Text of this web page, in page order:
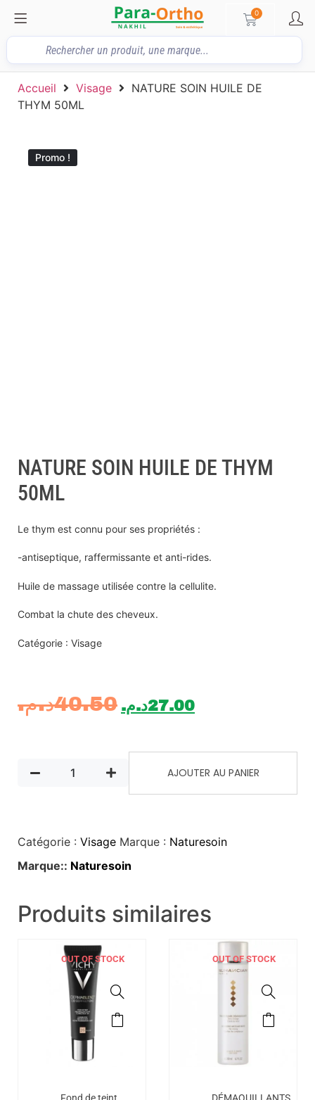
0
Accueil Visage
NATURE SOIN HUILE DE
THYM 50ML
Promo !
NATURE SOIN HUILE DE THYM
50ML
Le thym est connu pour ses propriétés :
-antiseptique, raffermissante et anti-rides.
Huile de massage utilisée contre la cellulite.
Combat la chute des cheveux.
Catégorie : Visage
40.50د.م. 27.00د.م.
AJOUTER AU PANIER
Catégorie : Visage Marque : Naturesoin
Marque:: Naturesoin
Produits similaires
OUT OF STOCK
Fond de teint
OUT OF STOCK
DÉMAQUILLANTS,